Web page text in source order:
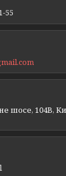
55
шосе, 104B,